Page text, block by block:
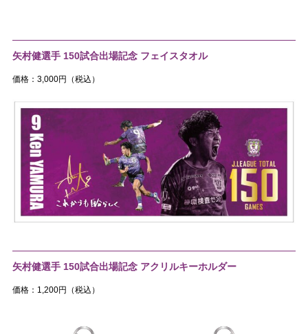
矢村健選手 150試合出場記念 フェイスタオル
価格：3,000円（税込）
矢村健選手 150試合出場記念 アクリルキーホルダー
価格：1,200円（税込）